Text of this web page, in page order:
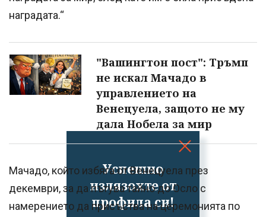
Успешно
излязохте от
профила си!
наградата.“
"Вашингтон пост": Тръмп
не искал Мачадо в
управлението на
Венецуела, защото не му
дала Нобела за мир
Мачадо, който избяга от Венецуела през
декември, за да пътува тайно до Осло с
намерението да присъства на церемонията по